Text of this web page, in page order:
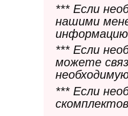
*** Если
нашими
*** Если
можете
*** Если